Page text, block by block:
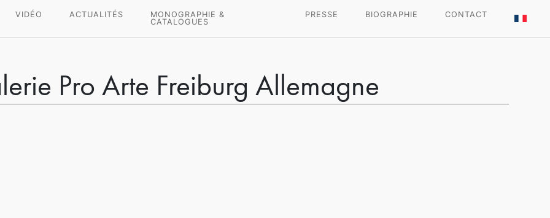
VIDÉO ACTUALITÉS
MONOGRAPHIE &
CATALOGUES
PRESSE BIOGRAPHIE CONTACT
Pro Arte Freiburg Allemagne